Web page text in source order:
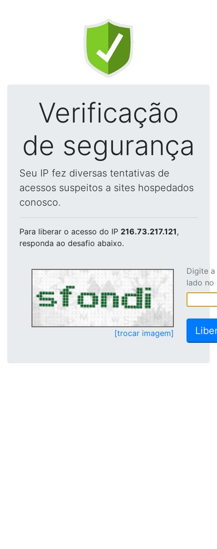
Verificação
de segurança
Seu IP fez diversas tentativas de
acessos suspeitos a sites hospedados
conosco.
Para liberar o acesso do IP 216.73.217.121,
responda ao desafio abaixo.
[trocar imagem]
Digite
lado no